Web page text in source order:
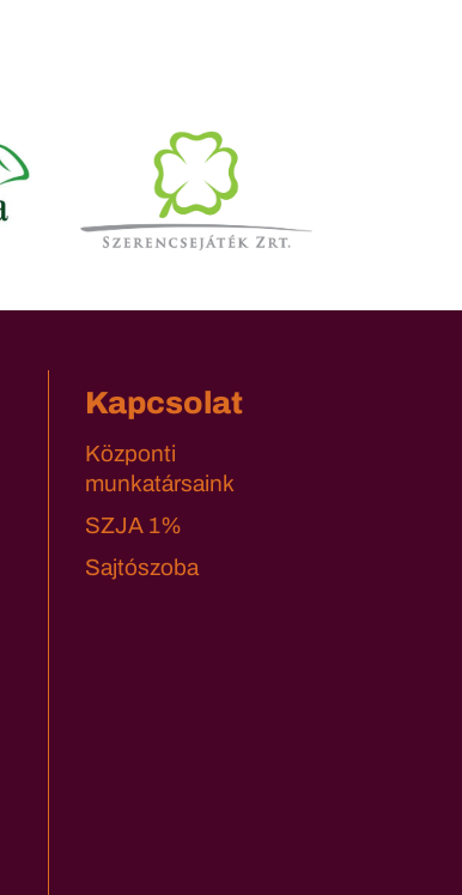
Kapcsolat
Központi
munkatársaink
SZJA 1%
Sajtószoba